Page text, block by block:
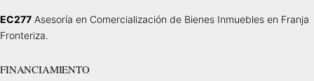
EC277 Asesoría en Comercialización de Bienes Inmuebles en Franja
Fronteriza.
FINANCIAMIENTO